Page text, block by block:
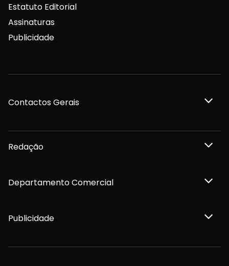
Estatuto Editorial
Assinaturas
Publicidade
Contactos Gerais
Redação
Departamento Comercial
Publicidade